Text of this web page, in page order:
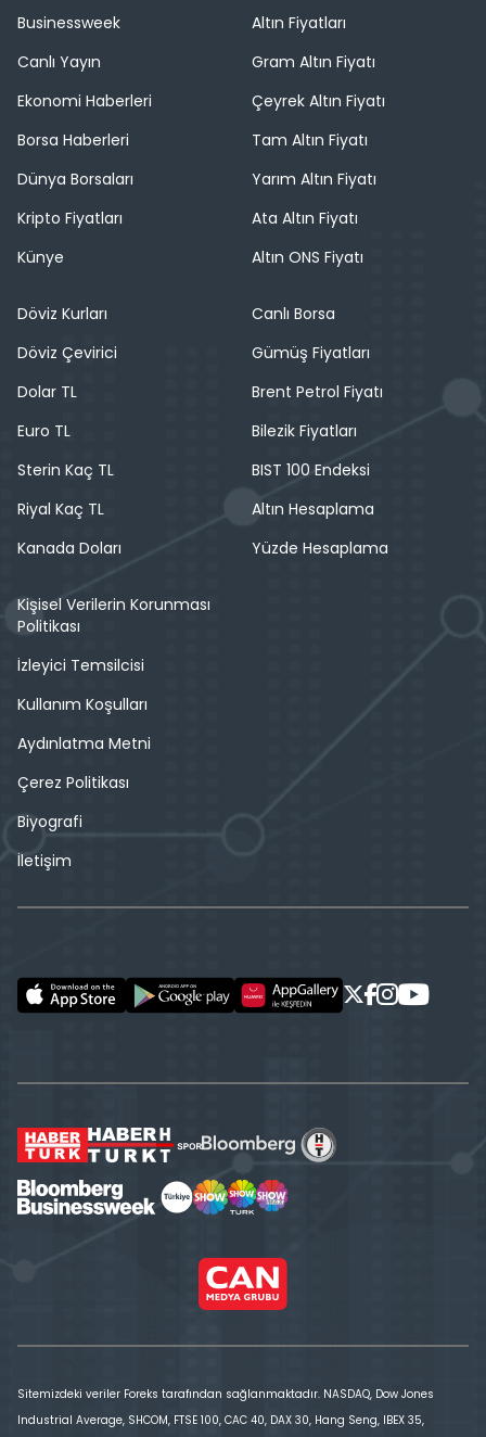
Businessweek
Canlı Yayın
Ekonomi Haberleri
Borsa Haberleri
Dünya Borsaları
Kripto Fiyatları
Künye
Altın Fiyatları
Gram Altın Fiyatı
Çeyrek Altın Fiyatı
Tam Altın Fiyatı
Yarım Altın Fiyatı
Ata Altın Fiyatı
Altın ONS Fiyatı
Döviz Kurları
Döviz Çevirici
Dolar TL
Euro TL
Sterin Kaç TL
Riyal Kaç TL
Kanada Doları
Canlı Borsa
Gümüş Fiyatları
Brent Petrol Fiyatı
Bilezik Fiyatları
BIST 100 Endeksi
Altın Hesaplama
Yüzde Hesaplama
Kişisel Verilerin Korunması
Politikası
İzleyici Temsilcisi
Kullanım Koşulları
Aydınlatma Metni
Çerez Politikası
Biyografi
İletişim
Sitemizdeki veriler Foreks tarafından sağlanmaktadır. NASDAQ, Dow Jones
Industrial Average, SHCOM, FTSE 100, CAC 40, DAX 30, Hang Seng, IBEX 35,